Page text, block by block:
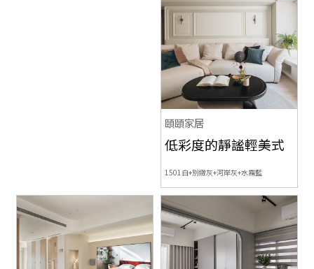
頤頤家居
低彩度的靜謐輕美式
1501白+別緻灰+河岸灰+水霧藍